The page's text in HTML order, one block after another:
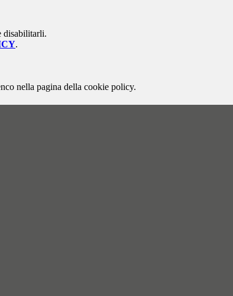
disabilitarli.
.
nella pagina della cookie policy.